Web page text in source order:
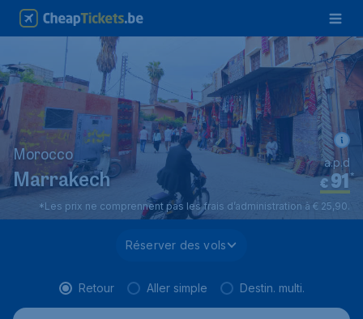
Morocco
Marrakech €91*
a.p.d
*Les prix ne comprennent pas les frais d’administration à € 25,90.
Réserver des vols
Retour Aller simple Destin. multi.